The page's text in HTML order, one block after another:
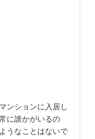
ンションに入居し
に誰かがいるの
うなことはないで